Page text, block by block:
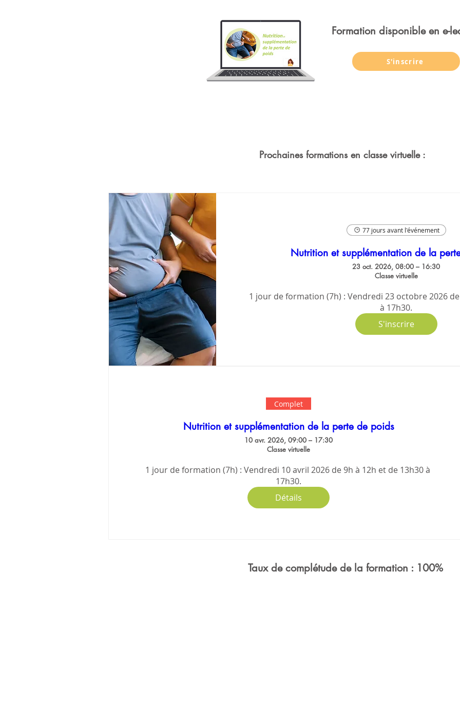
Formation disponible en e-
S'inscrire
Prochaines formations en classe virtuelle :
77 jours avant l'événement
Nutrition et supplémentation de la
23 oct. 2026, 08:00 – 16:30
Classe virtuelle
1 jour de formation (7h) : Vendredi 23 octobre 2026
à 17h30.
S'inscrire
Complet
Nutrition et supplémentation de la perte de poids
10 avr. 2026, 09:00 – 17:30
Classe virtuelle
1 jour de formation (7h) : Vendredi 10 avril 2026 de 9h à 12h et de 13h30 à
17h30.
Détails
Taux de complétude de la formation : 100%